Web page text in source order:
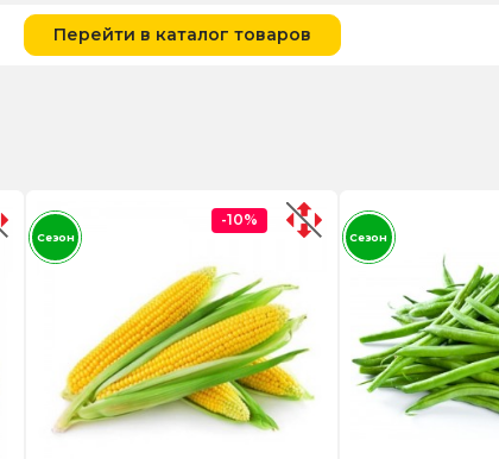
Перейти в каталог товаров
-10%
Сезон Сезон